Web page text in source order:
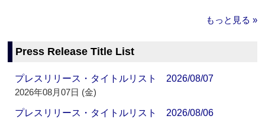
もっと見る »
Press Release Title List
プレスリリース・タイトルリスト 2026/08/07
2026年08月07日 (金)
プレスリリース・タイトルリスト 2026/08/06